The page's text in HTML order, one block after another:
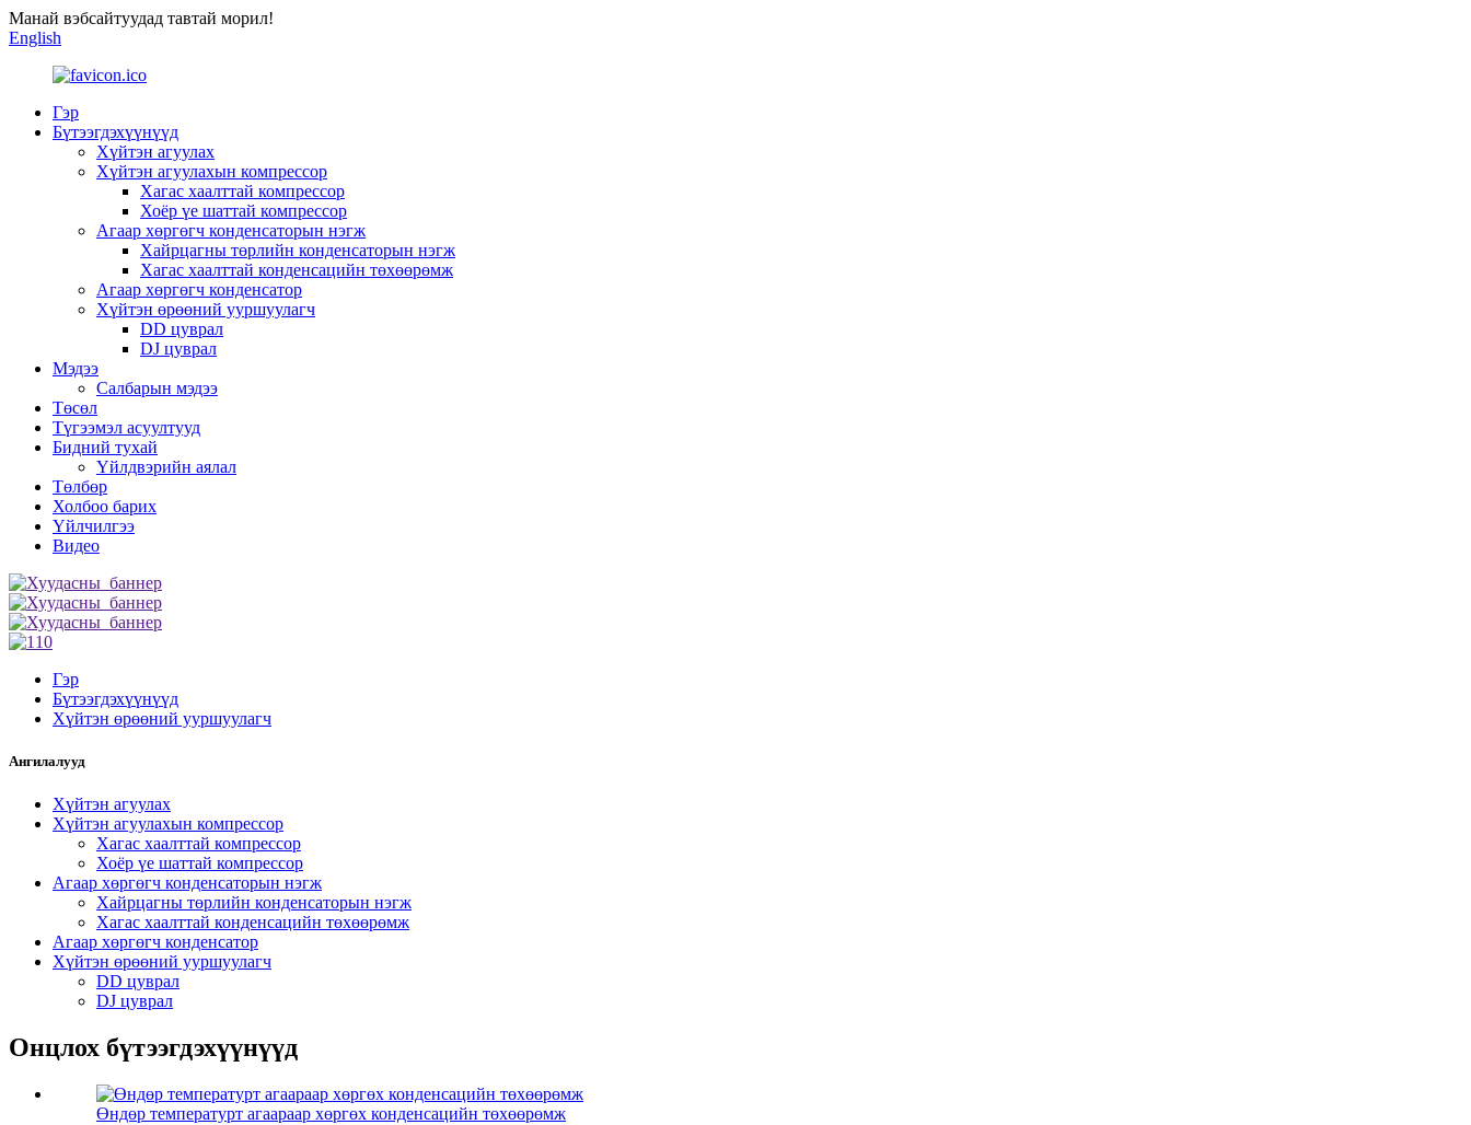
Манай вэбсайтуудад тавтай морил!
English
Гэр
Бүтээгдэхүүнүүд
Хүйтэн агуулах
Хүйтэн агуулахын компрессор
Хагас хаалттай компрессор
Хоёр үе шаттай компрессор
Агаар хөргөгч конденсаторын нэгж
Хайрцагны төрлийн конденсаторын нэгж
Хагас хаалттай конденсацийн төхөөрөмж
Агаар хөргөгч конденсатор
Хүйтэн өрөөний ууршуулагч
DD цуврал
DJ цуврал
Мэдээ
Салбарын мэдээ
Төсөл
Түгээмэл асуултууд
Бидний тухай
Үйлдвэрийн аялал
Төлбөр
Холбоо барих
Үйлчилгээ
Видео
Гэр
Бүтээгдэхүүнүүд
Хүйтэн өрөөний ууршуулагч
Ангилалууд
Хүйтэн агуулах
Хүйтэн агуулахын компрессор
Хагас хаалттай компрессор
Хоёр үе шаттай компрессор
Агаар хөргөгч конденсаторын нэгж
Хайрцагны төрлийн конденсаторын нэгж
Хагас хаалттай конденсацийн төхөөрөмж
Агаар хөргөгч конденсатор
Хүйтэн өрөөний ууршуулагч
DD цуврал
DJ цуврал
Онцлох бүтээгдэхүүнүүд
Өндөр температурт агаараар хөргөх конденсацийн төхөөрөмж